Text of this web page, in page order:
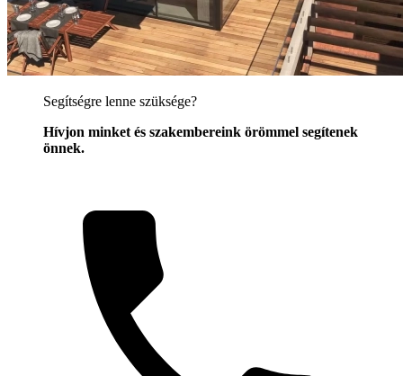
Segítségre lenne szüksége?
Hívjon minket és szakembereink örömmel segítenek
önnek.